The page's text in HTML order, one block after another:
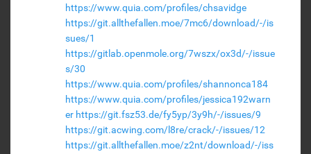
https://www.quia.com/profiles/chsavidge
https://git.allthefallen.moe/7mc6/download/-/is
sues/1
https://gitlab.openmole.org/7wszx/ox3d/-/issue
s/30
https://www.quia.com/profiles/shannonca184
https://www.quia.com/profiles/jessica192warn
er https://git.fsz53.de/fy5yp/3y9h/-/issues/9
https://git.acwing.com/l8re/crack/-/issues/12
https://git.allthefallen.moe/z2nt/download/-/iss